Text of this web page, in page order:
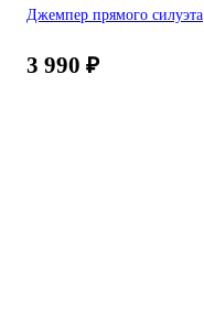
Джемпер прямого силуэта
3 990 ₽